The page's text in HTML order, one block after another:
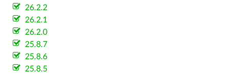
26.2.2
26.2.1
26.2.0
25.8.7
25.8.6
25.8.5